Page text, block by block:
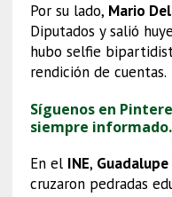
Por su lado, Mario
Diputados y salió
hubo selfie
rendición de cuentas.
Síguenos en
siempre informado.
En el INE,
cruzaron pedradas